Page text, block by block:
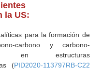
la US:
para la formación de
carbono y carbono-
en estructuras
(PID2020-113797RB-C22